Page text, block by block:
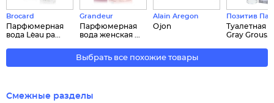
Brocard
Парфюмерная
вода L`eau pa...
Grandeur
Парфюмерная
вода женская ...
Alain Aregon
Ojon
Позитив
Туалетная
Gray Grous...
Выбрать все похожие товары
Смежные разделы